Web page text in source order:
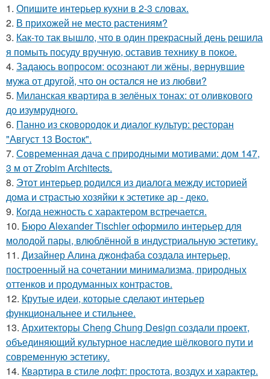
1. Опишите интерьер кухни в 2-3 словах.
2. В прихожей не место растениям?
3. Как-то так вышло, что в один прекрасный день решила
я помыть посуду вручную, оставив технику в покое.
4. Задаюсь вопросом: осознают ли жёны, вернувшие
мужа от другой, что он остался не из любви?
5. Миланская квартира в зелёных тонах: от оливкового
до изумрудного.
6. Панно из сковородок и диалог культур: ресторан
"Август 13 Восток".
7. Современная дача с природными мотивами: дом 147,
3 м от Zrobim Architects.
8. Этот интерьер родился из диалога между историей
дома и страстью хозяйки к эстетике ар - деко.
9. Когда нежность с характером встречается.
10. Бюро Alexander Tischler оформило интерьер для
молодой пары, влюблённой в индустриальную эстетику.
11. Дизайнер Алина джонфаба создала интерьер,
построенный на сочетании минимализма, природных
оттенков и продуманных контрастов.
12. Крутые идеи, которые сделают интерьер
функциональнее и стильнее.
13. Архитекторы Cheng Chung Design создали проект,
объединяющий культурное наследие шёлкового пути и
современную эстетику.
14. Квартира в стиле лофт: простота, воздух и характер.